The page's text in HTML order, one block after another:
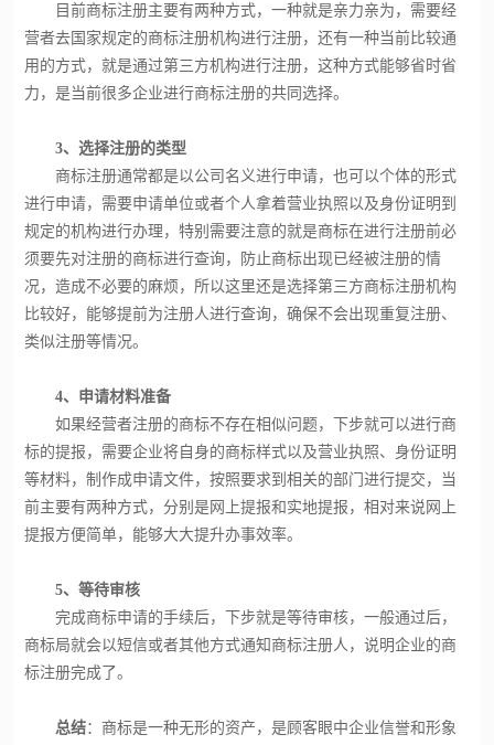
目前商标注册主要有两种方式，一种就是亲力亲为，需要经
营者去国家规定的商标注册机构进行注册，还有一种当前比较通
用的方式，就是通过第三方机构进行注册，这种方式能够省时省
力，是当前很多企业进行商标注册的共同选择。
3、选择注册的类型
商标注册通常都是以公司名义进行申请，也可以个体的形式
进行申请，需要申请单位或者个人拿着营业执照以及身份证明到
规定的机构进行办理，特别需要注意的就是商标在进行注册前必
须要先对注册的商标进行查询，防止商标出现已经被注册的情
况，造成不必要的麻烦，所以这里还是选择第三方商标注册机构
比较好，能够提前为注册人进行查询，确保不会出现重复注册、
类似注册等情况。
4、申请材料准备
如果经营者注册的商标不存在相似问题，下步就可以进行商
标的提报，需要企业将自身的商标样式以及营业执照、身份证明
等材料，制作成申请文件，按照要求到相关的部门进行提交，当
前主要有两种方式，分别是网上提报和实地提报，相对来说网上
提报方便简单，能够大大提升办事效率。
5、等待审核
完成商标申请的手续后，下步就是等待审核，一般通过后，
商标局就会以短信或者其他方式通知商标注册人，说明企业的商
标注册完成了。
总结：商标是一种无形的资产，是顾客眼中企业信誉和形象